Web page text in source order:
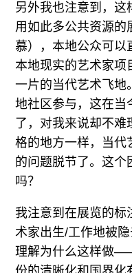
另外我也注意到，这
用如此多公共资源的
慕），本地公众可以
本地现实的艺术家项
一片的当代艺术飞地
地社区参与，这在当
了，对我来说却不
格的地方一样，当代
的问题脱节了。这个
吗？
我注意到在展览的标
术家出生/工作地被
理解为什么这样做